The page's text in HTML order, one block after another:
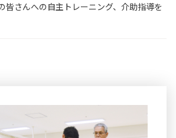
皆さんへの自主トレーニング、介助指導を